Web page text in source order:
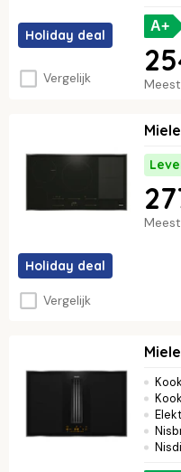
Holiday deal
Vergelijk
A+
Holiday deal
Vergelijk